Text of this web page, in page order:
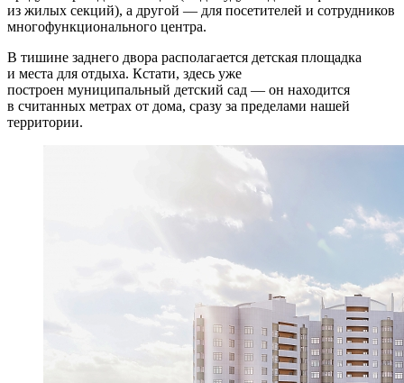
из жилых секций), а другой — для посетителей и сотрудников
многофункционального центра.
В тишине заднего двора располагается детская площадка
и места для отдыха. Кстати, здесь уже
построен муниципальный детский сад — он находится
в считанных метрах от дома, сразу за пределами нашей
территории.